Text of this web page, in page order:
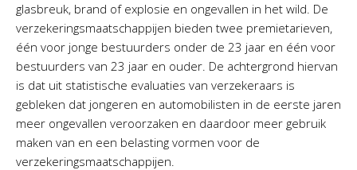
glasbreuk, brand of explosie en ongevallen in het wild. De
verzekeringsmaatschappijen bieden twee premietarieven,
één voor jonge bestuurders onder de 23 jaar en één voor
bestuurders van 23 jaar en ouder. De achtergrond hiervan
is dat uit statistische evaluaties van verzekeraars is
gebleken dat jongeren en automobilisten in de eerste jaren
meer ongevallen veroorzaken en daardoor meer gebruik
maken van en een belasting vormen voor de
verzekeringsmaatschappijen.